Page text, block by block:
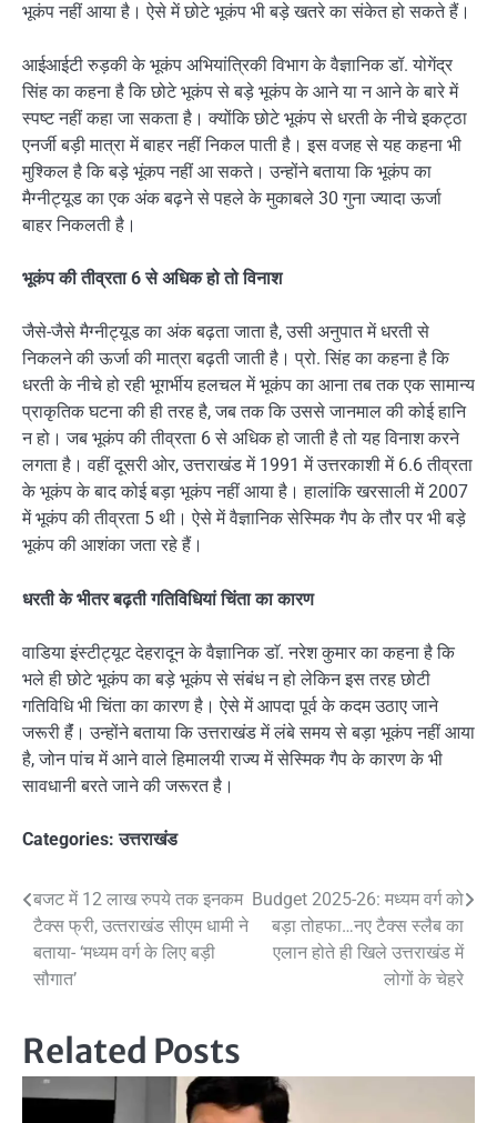
भूकंप नहीं आया है। ऐसे में छोटे भूकंप भी बड़े खतरे का संकेत हो सकते हैं।
आईआईटी रुड़की के भूकंप अभियांत्रिकी विभाग के वैज्ञानिक डॉ. योगेंद्र
सिंह का कहना है कि छोटे भूकंप से बड़े भूकंप के आने या न आने के बारे में
स्पष्ट नहीं कहा जा सकता है। क्योंकि छोटे भूकंप से धरती के नीचे इकट्ठा
एनर्जी बड़ी मात्रा में बाहर नहीं निकल पाती है। इस वजह से यह कहना भी
मुश्किल है कि बड़े भूंकप नहीं आ सकते। उन्होंने बताया कि भूकंप का
मैग्नीट्यूड का एक अंक बढ़ने से पहले के मुकाबले 30 गुना ज्यादा ऊर्जा
बाहर निकलती है।
भूकंप की तीव्रता6से अधिक हो तो विनाश
जैसे-जैसे मैग्नीट्यूड का अंक बढ़ता जाता है, उसी अनुपात में धरती से
निकलने की ऊर्जा की मात्रा बढ़ती जाती है। प्रो. सिंह का कहना है कि
धरती के नीचे हो रही भूगर्भीय हलचल में भूकंप का आना तब तक एक सामान्य
प्राकृतिक घटना की ही तरह है, जब तक कि उससे जानमाल की कोई हानि
न हो। जब भूकंप की तीव्रता 6 से अधिक हो जाती है तो यह विनाश करने
लगता है। वहीं दूसरी ओर, उत्तराखंड में 1991 में उत्तरकाशी में 6.6 तीव्रता
के भूकंप के बाद कोई बड़ा भूकंप नहीं आया है। हालांकि खरसाली में 2007
में भूकंप की तीव्रता 5 थी। ऐसे में वैज्ञानिक सेस्मिक गैप के तौर पर भी बड़े
भूकंप की आशंका जता रहे हैं।
धरती के भीतर बढ़ती गतिविधियां चिंता का कारण
वाडिया इंस्टीट्यूट देहरादून के वैज्ञानिक डाॅ. नरेश कुमार का कहना है कि
भले ही छोटे भूकंप का बड़े भूकंप से संबंध न हो लेकिन इस तरह छोटी
गतिविधि भी चिंता का कारण है। ऐसे में आपदा पूर्व के कदम उठाए जाने
जरूरी हैंं। उन्होंने बताया कि उत्तराखंड में लंबे समय से बड़ा भूकंप नहीं आया
है, जोन पांच में आने वाले हिमालयी राज्य में सेस्मिक गैप के कारण के भी
सावधानी बरते जाने की जरूरत है।
Categories:उत्तराखंड
Post
navigation
बजट में 12 लाख रुपये तक इनकम
टैक्स फ्री, उत्‍तराखंड सीएम धामी ने
बताया- ‘मध्यम वर्ग के लिए बड़ी
सौगात’
Budget 2025-26: मध्यम वर्ग को
बड़ा तोहफा…नए टैक्स स्लैब का
एलान होते ही खिले उत्तराखंड में
लोगों के चेहरे
Related Posts